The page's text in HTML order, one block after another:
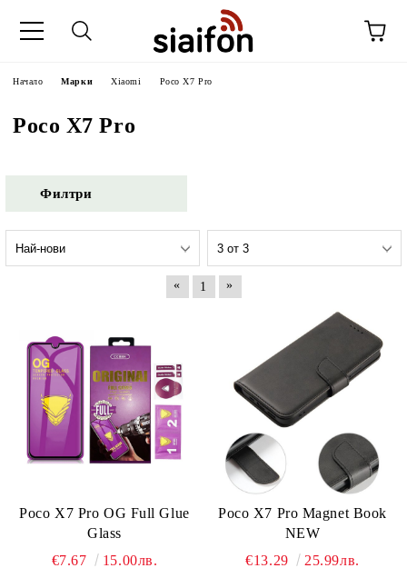
Начало Марки Xiaomi Poco X7 Pro
Poco X7 Pro
Филтри
« 1 »
Poco X7 Pro OG Full Glue
Glass
€7.67
15.00лв.
Poco X7 Pro Magnet Book
NEW
€13.29
25.99лв.